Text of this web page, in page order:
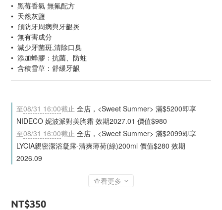
•  黑莓香氣 無氟配方
•  天然灰鹽
•  預防牙周病與牙齦炎
•  無有害成分
•  減少牙菌斑,清除口臭
•  添加蜂膠：抗菌、防蛀
•  含積雪草：舒緩牙齦
至08/31 16:00截止 全店，<Sweet Summer> 滿$5200即享
NIDECO 妮波派對美胸霜 效期2027.01 價值$980
至08/31 16:00截止 全店，<Sweet Summer> 滿$2099即享
LYCIA親密潔浴凝露-清爽薄荷(綠)200ml 價值$280 效期
2026.09
查看更多
NT$350